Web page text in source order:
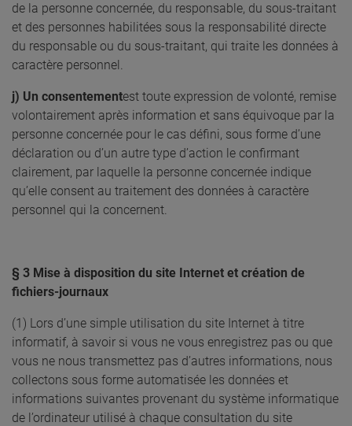
de la personne concernée, du responsable, du sous-traitant
et des personnes habilitées sous la responsabilité directe
du responsable ou du sous-traitant, qui traite les données à
caractère personnel.
j) Un consentementest toute expression de volonté, remise
volontairement après information et sans équivoque par la
personne concernée pour le cas défini, sous forme d’une
déclaration ou d’un autre type d’action le confirmant
clairement, par laquelle la personne concernée indique
qu’elle consent au traitement des données à caractère
personnel qui la concernent.
§ 3 Mise à disposition du site Internet et création de
fichiers-journaux
(1) Lors d’une simple utilisation du site Internet à titre
informatif, à savoir si vous ne vous enregistrez pas ou que
vous ne nous transmettez pas d’autres informations, nous
collectons sous forme automatisée les données et
informations suivantes provenant du système informatique
de l’ordinateur utilisé à chaque consultation du site